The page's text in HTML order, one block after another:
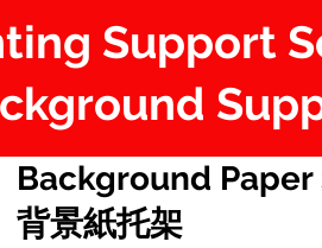
Support
Background
背景紙托架